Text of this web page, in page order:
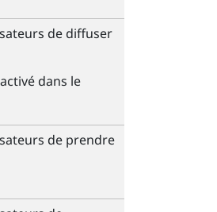
de diffuser
dans le
de prendre